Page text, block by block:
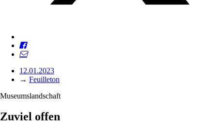
12.01.2023
→ Feuilleton
Museumslandschaft
Zuviel offen